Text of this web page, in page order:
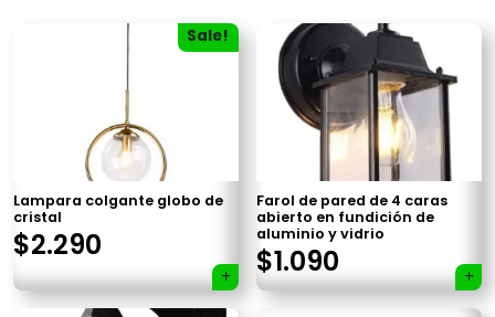
Sale!
Lampara colgante globo de
cristal
$2.290
Farol de pared de 4 caras
abierto en fundición de
aluminio y vidrio
$1.090